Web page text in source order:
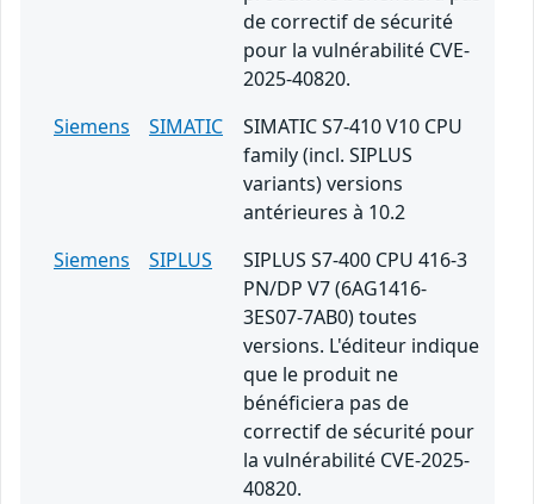
de correctif de sécurité
pour la vulnérabilité CVE-
2025-40820.
Siemens
SIMATIC
SIMATIC S7-410 V10 CPU
family (incl. SIPLUS
variants) versions
antérieures à 10.2
Siemens
SIPLUS
SIPLUS S7-400 CPU 416-3
PN/DP V7 (6AG1416-
3ES07-7AB0) toutes
versions. L'éditeur indique
que le produit ne
bénéficiera pas de
correctif de sécurité pour
la vulnérabilité CVE-2025-
40820.